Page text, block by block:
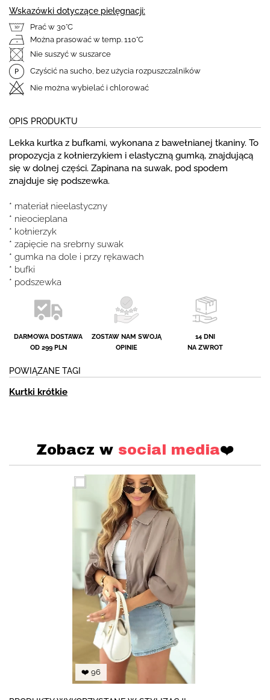
Wskazówki dotyczące pielęgnacji:
Prać w 30°C
Można prasować w temp. 110°C
Nie suszyć w suszarce
Czyścić na sucho, bez użycia rozpuszczalników
Nie można wybielać i chlorować
OPIS PRODUKTU
Lekka kurtka z bufkami, wykonana z bawełnianej tkaniny. To
propozycja z kołnierzykiem i elastyczną gumką, znajdującą
się w dolnej części. Zapinana na suwak, pod spodem
znajduje się podszewka.
* materiał nieelastyczny
* nieocieplana
* kołnierzyk
* zapięcie na srebrny suwak
* gumka na dole i przy rękawach
* bufki
* podszewka
DARMOWA DOSTAWA
OD 299 PLN
ZOSTAW NAM SWOJĄ
OPINIE
14 DNI
NA ZWROT
POWIĄZANE TAGI
Kurtki krótkie
Zobacz w social media❤️
❤️ 96